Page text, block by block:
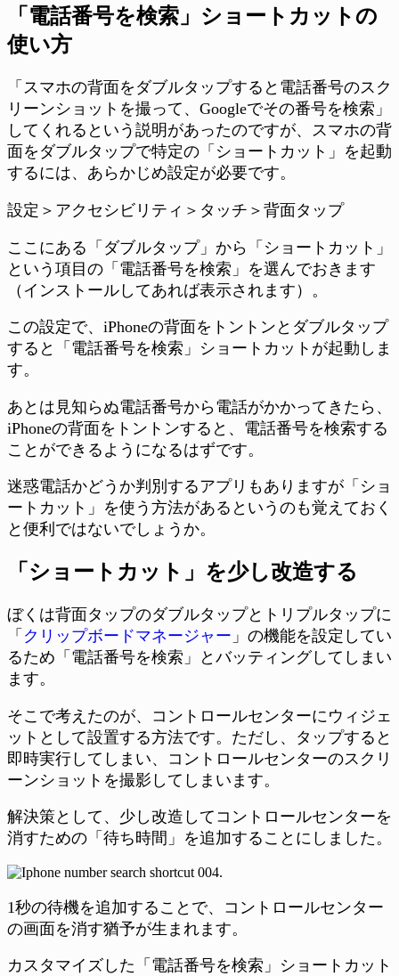
「電話番号を検索」ショートカットの
使い方
「スマホの背面をダブルタップすると電話番号のスク
リーンショットを撮って、Googleでその番号を検索」
してくれるという説明があったのですが、スマホの背
面をダブルタップで特定の「ショートカット」を起動
するには、あらかじめ設定が必要です。
設定＞アクセシビリティ＞タッチ＞背面タップ
ここにある「ダブルタップ」から「ショートカット」
という項目の「電話番号を検索」を選んでおきます
（インストールしてあれば表示されます）。
この設定で、iPhoneの背面をトントンとダブルタップ
すると「電話番号を検索」ショートカットが起動しま
す。
あとは見知らぬ電話番号から電話がかかってきたら、
iPhoneの背面をトントンすると、電話番号を検索する
ことができるようになるはずです。
迷惑電話かどうか判別するアプリもありますが「ショ
ートカット」を使う方法があるというのも覚えておく
と便利ではないでしょうか。
「ショートカット」を少し改造する
ぼくは背面タップのダブルタップとトリプルタップに
「 クリップボードマネージャー 」の機能を設定してい
るため「電話番号を検索」とバッティングしてしまい
ます。
そこで考えたのが、コントロールセンターにウィジェ
ットとして設置する方法です。ただし、タップすると
即時実行してしまい、コントロールセンターのスクリ
ーンショットを撮影してしまいます。
解決策として、少し改造してコントロールセンターを
消すための「待ち時間」を追加することにしました。
1秒の待機を追加することで、コントロールセンター
の画面を消す猶予が生まれます。
カスタマイズした「電話番号を検索」ショートカット